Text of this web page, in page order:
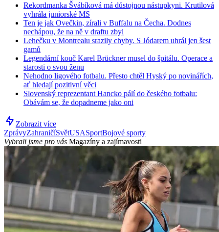
Rekordmanka Švábíková má důstojnou nástupkyni. Krutilová
vyhrála juniorské MS
Ten je jak Ovečkin, zírali v Buffalu na Čecha. Dodnes
nechápou, že na ně v draftu zbyl
Lehečku v Montrealu srazily chyby. S Jódarem uhrál jen šest
gamů
Legendární kouč Karel Brückner musel do špitálu. Operace a
starosti o svou ženu
Nehodno ligového fotbalu. Přesto chtěl Hyský po novinářích,
ať hledají pozitivní věci
Slovenský reprezentant Hancko pálí do českého fotbalu:
Obávám se, že dopadneme jako oni
Zobrazit více
ZprávyZahraničíSvětUSASportBojové sporty
Vybrali jsme pro vás Magazíny a zajímavosti